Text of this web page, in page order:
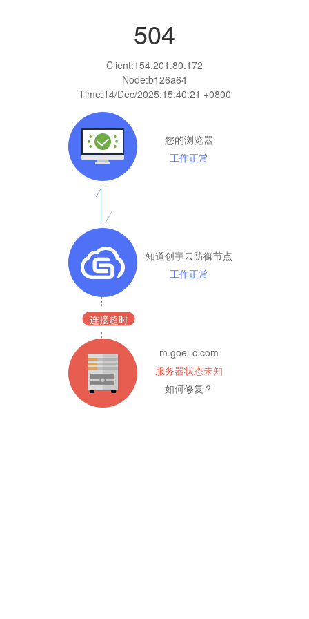
504
Client:154.201.80.172
Node:b126a64
Time:14/Dec/2025:15:40:21 +0800
您的浏览器
工作正常
知道创宇云防御节点
工作正常
连接超时
m.goei-c.com
服务器状态未知
如何修复？